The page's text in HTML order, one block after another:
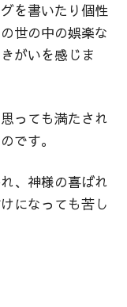
を書いたり個性
世の中の娯楽な
がいを感じま
っても満たされ
です。
、神様の喜ばれ
になっても苦し